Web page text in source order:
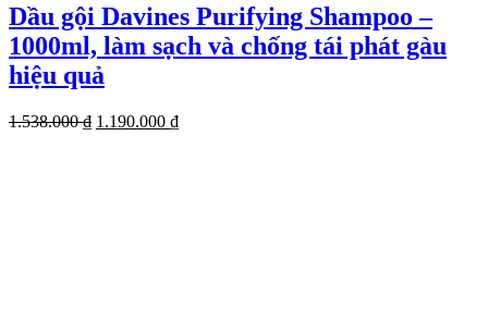
Dầu gội Davines Purifying Shampoo –
1000ml, làm sạch và chống tái phát gàu
hiệu quả
1.538.000₫ Giá
1.190.000 ₫Giá